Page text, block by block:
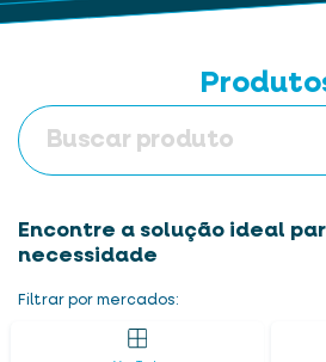
Encontre a solução ideal
necessidade
Filtrar por mercados: